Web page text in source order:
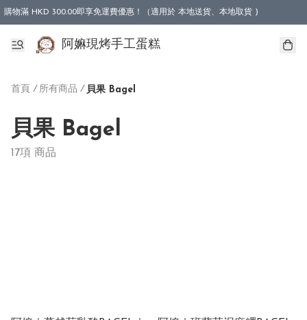
購物滿 HKD 300.00即享免運費優惠！（適用於 本地送貨、本地取貨 )
阿嫲現烤手工蛋糕
首頁 / 所有商品 / 貝果 Bagel
貝果 Bagel
17項 商品